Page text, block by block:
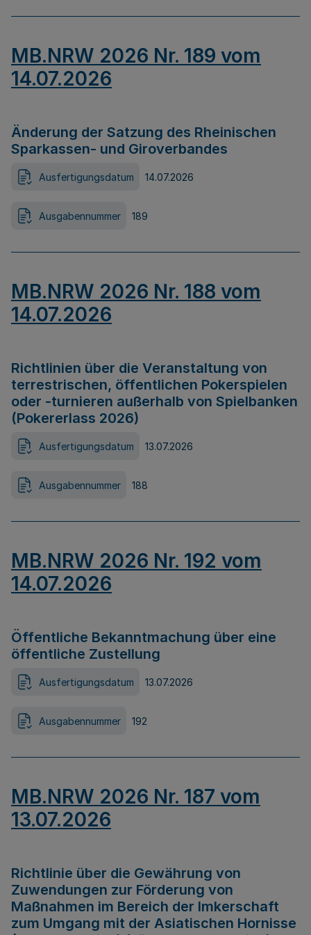
MB.NRW 2026 Nr. 189 vom
14.07.2026
Änderung der Satzung des Rheinischen
Sparkassen- und Giroverbandes
Ausfertigungsdatum 14.07.2026
Ausgabennummer 189
MB.NRW 2026 Nr. 188 vom
14.07.2026
Richtlinien über die Veranstaltung von
terrestrischen, öffentlichen Pokerspielen
oder -turnieren außerhalb von Spielbanken
(Pokererlass 2026)
Ausfertigungsdatum 13.07.2026
Ausgabennummer 188
MB.NRW 2026 Nr. 192 vom
14.07.2026
Öffentliche Bekanntmachung über eine
öffentliche Zustellung
Ausfertigungsdatum 13.07.2026
Ausgabennummer 192
MB.NRW 2026 Nr. 187 vom
13.07.2026
Richtlinie über die Gewährung von
Zuwendungen zur Förderung von
Maßnahmen im Bereich der Imkerschaft
zum Umgang mit der Asiatischen Hornisse